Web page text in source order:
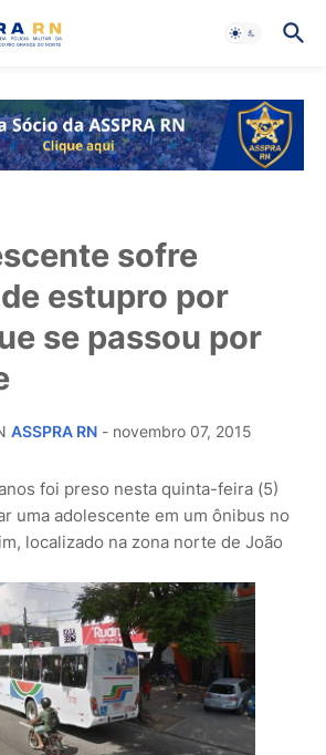
sofre
estupro por
se passou por
ASSPRA RN - novembro 07, 2015
foi preso nesta quinta-feira (5)
uma adolescente em um ônibus no
localizado na zona norte de João